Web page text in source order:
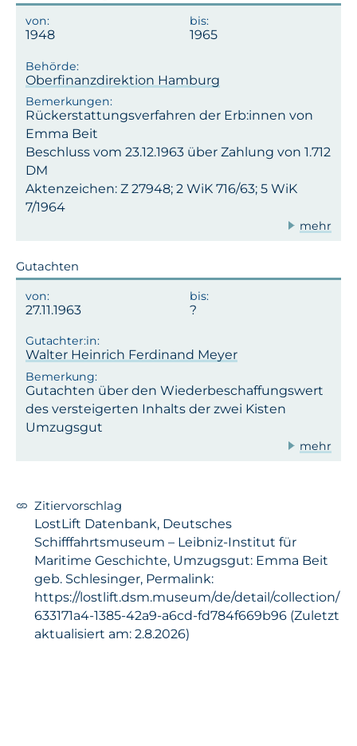
1948 1965
Oberfinanzdirektion Hamburg
Rückerstattungsverfahren der Erb:innen von
Emma Beit
Beschluss vom 23.12.1963 über Zahlung von 1.712
DM
Aktenzeichen: Z 27948; 2 WiK 716/63; 5 WiK
7/1964
mehr
Gutachten
27.11.1963
Walter Heinrich Ferdinand Meyer
Gutachten über den Wiederbeschaffungswert
des versteigerten Inhalts der zwei Kisten
Umzugsgut
mehr
Zitiervorschlag
LostLift Datenbank, Deutsches
Schifffahrtsmuseum – Leibniz-Institut für
Maritime Geschichte, Umzugsgut: Emma Beit
geb. Schlesinger, Permalink:
https://lostlift.dsm.museum/de/detail/collection/
633171a4-1385-42a9-a6cd-fd784f669b96 (Zuletzt
aktualisiert am: 2.8.2026)